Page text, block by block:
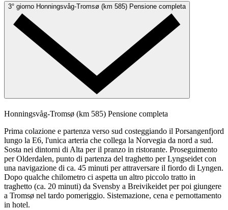
3° giorno Honningsvåg-Tromsø (km 585) Pensione completa
Honningsvåg-Tromsø (km 585) Pensione completa
Prima colazione e partenza verso sud costeggiando il Porsangenfjord
lungo la E6, l'unica arteria che collega la Norvegia da nord a sud.
Sosta nei dintorni di Alta per il pranzo in ristorante. Proseguimento
per Olderdalen, punto di partenza del traghetto per Lyngseidet con
una navigazione di ca. 45 minuti per attraversare il fiordo di Lyngen.
Dopo qualche chilometro ci aspetta un altro piccolo tratto in
traghetto (ca. 20 minuti) da Svensby a Breivikeidet per poi giungere
a Tromsø nel tardo pomeriggio. Sistemazione, cena e pernottamento
in hotel.